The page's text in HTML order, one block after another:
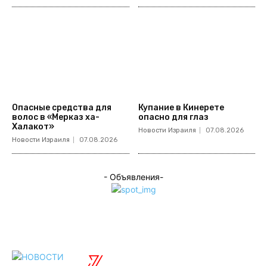
Опасные средства для
волос в «Мерказ ха-
Халакот»
Новости Израиля 07.08.2026
Купание в Кинерете
опасно для глаз
Новости Израиля 07.08.2026
- Объявления-